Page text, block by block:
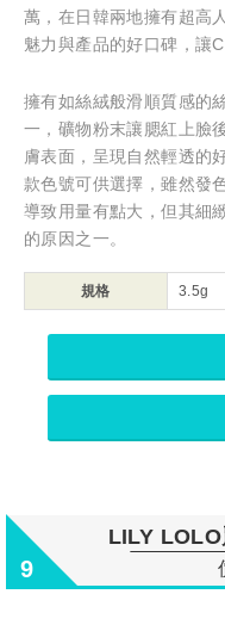
萬，在日韓兩地擁有超高
魅力與產品的好口碑，讓
擁有如絲絨般滑順質感的
一，礦物粉末讓腮紅上臉
膚表面，呈現自然輕透的
款色號可供選擇，雖然發
導致用量有點大，但其細
的原因之一。
規格 3.5g
9
LILY